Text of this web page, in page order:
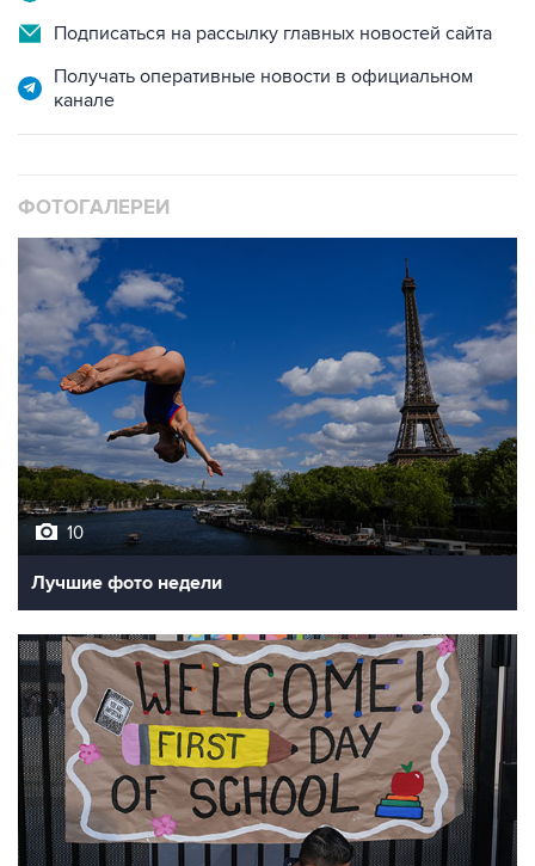
Получать оперативные новости в официальном
10
Лучшие фото недели